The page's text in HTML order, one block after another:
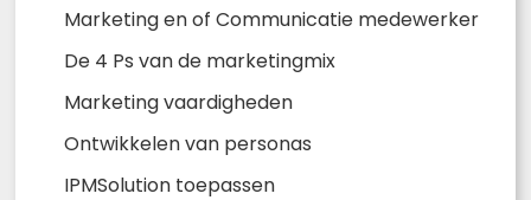
Marketing en of Communicatie medewerker
De 4 Ps van de marketingmix
Marketing vaardigheden
Ontwikkelen van personas
IPMSolution toepassen